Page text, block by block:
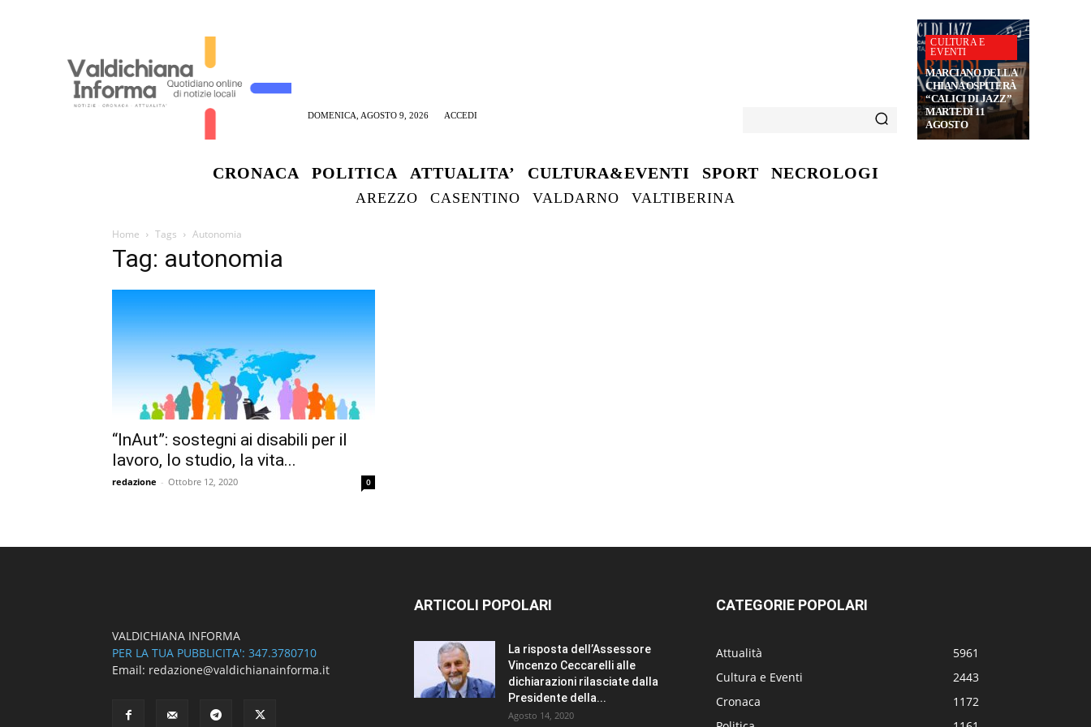
DOMENICA, AGOSTO 9, 2026 ACCEDI
CULTURA E
EVENTI
MARCIANO DELLA
CHIANA OSPITERÀ
“CALICI DI JAZZ”
MARTEDÌ 11
AGOSTO
CRONACA POLITICA ATTUALITA’ CULTURA&EVENTI SPORT NECROLOGI
AREZZO CASENTINO VALDARNO VALTIBERINA
Home Tags Autonomia
Tag: autonomia
“InAut”: sostegni ai disabili per il
lavoro, lo studio, la vita...
redazione - Ottobre 12, 2020 0
VALDICHIANA INFORMA
PER LA TUA PUBBLICITA': 347.3780710
Email: redazione@valdichianainforma.it
ARTICOLI POPOLARI
La risposta dell’Assessore
Vincenzo Ceccarelli alle
dichiarazioni rilasciate dalla
Presidente della...
Agosto 14, 2020
CATEGORIE POPOLARI
Attualità
5961
Cultura e Eventi
2443
Cronaca
1172